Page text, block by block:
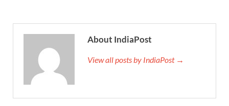
Bullet Train Project: मुंबई-अहमदाबाद बुलेट ट्रेन
Vande Bharat Express Train: वंदे भारत जैसी सेमी-
Guskhor Pandit: घूसखोर पंडत’ फिल्म के निर्देशक व
About IndiaPost
View all posts by IndiaPost →